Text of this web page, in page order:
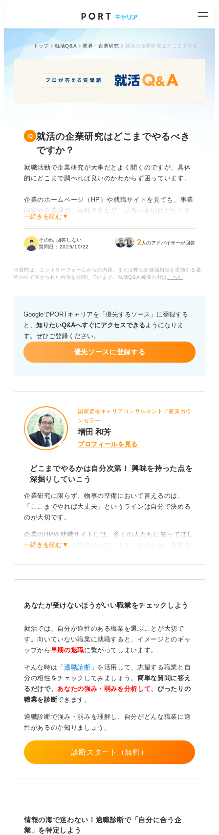
トップ 就活Q&A 業界・企業研究
就活の企業研究はどこまでやるべき
ですか？
就職活動で企業研究が大事だとよく聞くのですが、具体
的にどこまで調べれば良いのかわからず困っています。
企業のホームページ（HP）や就職サイトを見ても、事業
内容や企業理念、福利厚生など、見るべき項目がたくさ
んありすぎて、一つの企業にどれくらいの時間をかけれ
かがわかりません。
社と比較して強みを分析した」とか言っていて、自分だ
いのでしょうか？ 最低限これだけは押さえておくべきと
いうポイントや、効率的な企業研究の進め方についても
アドバイスをお願いします。
⋯続きを読む▼
その他 回答しない
質問日： 2025/10/22 2 人のアドバイザーが回答
※質問は、エントリーフォームからの内容、または弊社が就活相談を実施する過
程の中で寄せられた内容を公開しています。就活Q&A 編集方針は こちら
GoogleでPORTキャリアを「優先するソース」に登録する
と、 知りたいQ&Aへすぐにアクセスできるようになりま
す。ぜひご登録ください。
優先ソースに登録する
国家資格キャリアコンサルタント／産業カウ
ンセラー
増田 和芳
プロフィールを見る
どこまでやるかは自分次第！ 興味を持った点を
深掘りしていこう
企業研究に限らず、物事の準備において言えるのは、
「ここまでやれば大丈夫」というラインは自分で決める
のが大切です。
企業のHPや就職サイトには、多くの人たちに知ってほし
い情報がたくさん掲載されています。そのため、事業内
すべて頭に入れるのは難しいでしょう。
えば、「事業内容で新規事業とあるがどのようなもの
る”とあるが、誰の笑顔を特に求めているのか」などで
す。
情報に接したときに深く読み込んでいくのも大事で、逆
質問のネタにもなります。HPや就職サイトであれば、ま
ずは全体の情報に目を通してから、特に興味深いところ
を深く読み込んでいく進め方がおすすめです。
は自分で決めよう
また、周りの友人がやっていることを真似しても良いと
思います。とはいえ、あまり周りの友人に左右されない
ように自分軸を持って就活を進めていくことも大切で
すべての企業の研究に時間をかける必要はありません。
リをつけて調べていくのも効率的に進める手段だと思っ
てください。
⋯続きを読む▼
あなたが受けないほうがいい職業をチェックしよう
就活では、自分が適性のある職業を選ぶことが大切で
す。向いていない職業に就職すると、イメージとのギャ
ップから 早期の退職に繋がってしまいます。
そんな時は「 適職診断 」を活用して、志望する職業と自
分の相性をチェックしてみましょう。簡単な質問に答え
るだけで、 あなたの強み・弱みを分析して、 ぴったりの
職業を診断できます。
適職診断で強み・弱みを理解し、自分がどんな職業に適
性があるのか知りましょう。
診断スタート（無料）
情報の海で迷わない！適職診断で「自分に合う企
業」を特定しよう